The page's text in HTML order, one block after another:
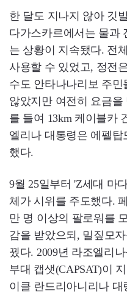
한 달도 지나지 않아 깃
다가스카르에서는 물과
는 상황이 지속됐다. 전
사용할 수 있었고, 정전
수도 안타나나리보 주민
않았지만 여전히 요금을
를 들여 13km 케이블카
엘리나 대통령은 에펠
했다.
9월 25일부터 'Z세대 마
체가 시위를 주도했다.
만 명 이상의 팔로워를
감을 받았으되, 밀짚모
꿨다. 2009년 라조엘리
부대 캡샛(CAPSAT)이
이클 란드리아니리나